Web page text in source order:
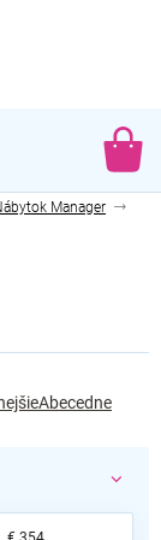
Manager
Abecedne